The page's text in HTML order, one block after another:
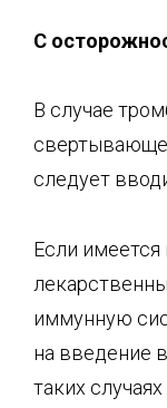
С
В случае
следует
Если
иммунную
на введение
таких